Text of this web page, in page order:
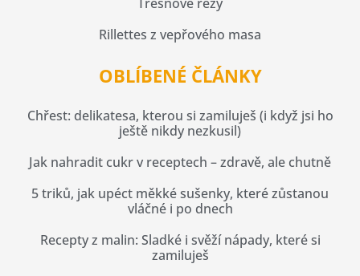
Rillettes z vepřového masa
OBLÍBENÉ ČLÁNKY
Chřest: delikatesa, kterou si zamiluješ (i když jsi ho
ještě nikdy nezkusil)
Jak nahradit cukr v receptech – zdravě, ale chutně
5 triků, jak upéct měkké sušenky, které zůstanou
vláčné i po dnech
Recepty z malin: Sladké i svěží nápady, které si
zamiluješ